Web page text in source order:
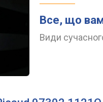
Все, що вам
Види